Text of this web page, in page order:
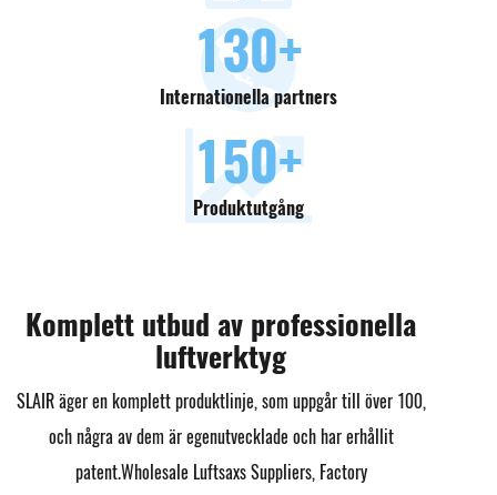
130+
Internationella partners
150+
Produktutgång
Komplett utbud av professionella
luftverktyg
SLAIR äger en komplett produktlinje, som uppgår till över 100,
och några av dem är egenutvecklade och har erhållit
patent.Wholesale Luftsaxs Suppliers, Factory